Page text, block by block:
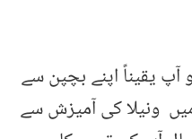
یقیناً اپنے بچپن سے
ونیلا کی آمیزش سے